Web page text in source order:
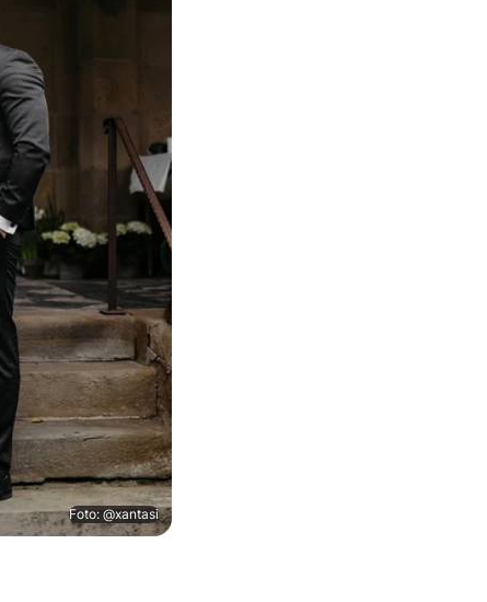
Foto: @xantasi